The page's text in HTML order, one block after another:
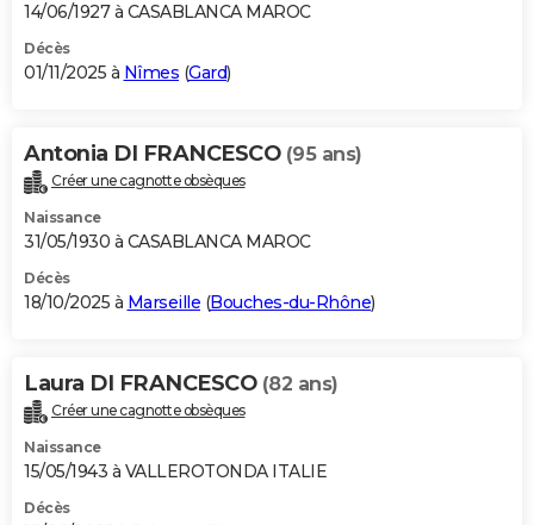
14/06/1927 à CASABLANCA MAROC
Décès
01/11/2025 à Nîmes (Gard)
Antonia DI FRANCESCO (95 ans)
Créer une cagnotte obsèques
Naissance
31/05/1930 à CASABLANCA MAROC
Décès
18/10/2025 à Marseille (Bouches-du-Rhône)
Laura DI FRANCESCO (82 ans)
Créer une cagnotte obsèques
Naissance
15/05/1943 à VALLEROTONDA ITALIE
Décès